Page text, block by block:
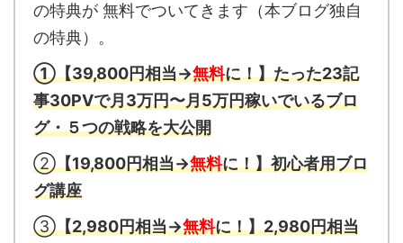
の特典が 無料でついてきます（本ブログ独自
の特典）。
①【39,800円相当→無料に！】たった23記
事30PVで月3万円〜月5万円稼いでいるブロ
グ・５つの戦略を大公開
②【19,800円相当→無料に！】初心者用ブロ
グ講座
③【2,980円相当→無料に！】2,980円相当